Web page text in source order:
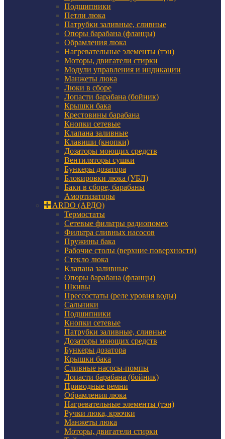
Подшипники
Петли люка
Патрубки заливные, сливные
Опоры барабана (фланцы)
Обрамления люка
Нагревательные элементы (тэн)
Моторы, двигатели стирки
Модули управления и индикации
Манжеты люка
Люки в сборе
Лопасти барабана (бойник)
Крышки бака
Крестовины барабана
Кнопки сетевые
Клапана заливные
Клавиши (кнопки)
Дозаторы моющих средств
Вентиляторы сушки
Бункеры дозатора
Блокировки люка (УБЛ)
Баки в сборе, барабаны
Амортизаторы
ARDO (АРДО)
Термостаты
Сетевые фильтры радиопомех
Фильтра сливных насосов
Пружины бака
Рабочие столы (верхние поверхности)
Стекло люка
Клапана заливные
Опоры барабана (фланцы)
Шкивы
Прессостаты (реле уровня воды)
Сальники
Подшипники
Кнопки сетевые
Патрубки заливные, сливные
Дозаторы моющих средств
Бункеры дозатора
Крышки бака
Сливные насосы-помпы
Лопасти барабана (бойник)
Приводные ремни
Обрамления люка
Нагревательные элементы (тэн)
Ручки люка, крючки
Манжеты люка
Моторы, двигатели стирки